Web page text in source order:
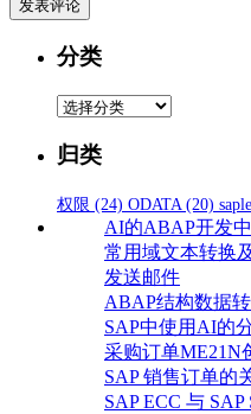
分类
分
归类
权限 (24) ODATA (20)
AI的ABAP开发
常用域文本转换
发送邮件
ABAP结构数据
SAP中使用AI的
采购订单ME21N
SAP 销售订单的
SAP ECC 与